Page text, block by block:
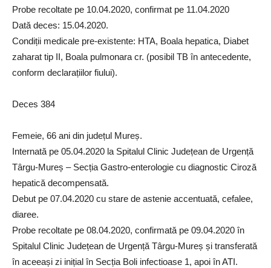
Probe recoltate pe 10.04.2020, confirmat pe 11.04.2020
Dată deces: 15.04.2020.
Condiții medicale pre-existente: HTA, Boala hepatica, Diabet
zaharat tip II, Boala pulmonara cr. (posibil TB în antecedente,
conform declarațiilor fiului).
Deces 384
Femeie, 66 ani din județul Mureș.
Internată pe 05.04.2020 la Spitalul Clinic Județean de Urgență
Târgu-Mureș – Secția Gastro-enterologie cu diagnostic Ciroză
hepatică decompensată.
Debut pe 07.04.2020 cu stare de astenie accentuată, cefalee,
diaree.
Probe recoltate pe 08.04.2020, confirmată pe 09.04.2020 în
Spitalul Clinic Județean de Urgență Târgu-Mureș și transferată
în aceeași zi inițial în Secția Boli infectioase 1, apoi în ATI.